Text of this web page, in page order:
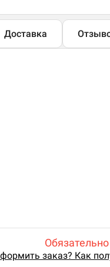
Доставка
заказ? Как